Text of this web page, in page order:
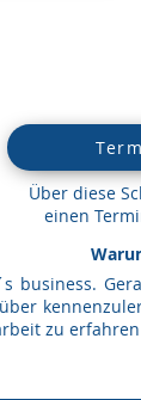
Über diese
einen
business.
zu